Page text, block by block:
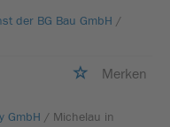
der BG Bau GmbH /
Merken
GmbH / Michelau in